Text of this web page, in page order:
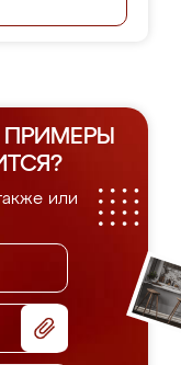
или